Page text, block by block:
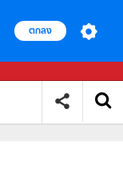
ตกลง